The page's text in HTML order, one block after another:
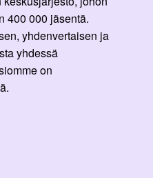
400 000 jäsentä.
yhdenvertaisen ja
yhdessä
on